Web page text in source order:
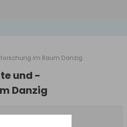
im Raum Danzig
und -
Danzig